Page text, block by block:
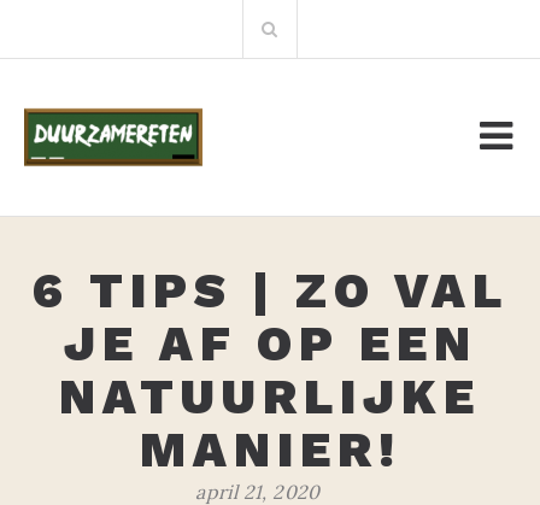
6 TIPS | ZO VAL
JE AF OP EEN
NATUURLIJKE
MANIER!
april 21, 2020